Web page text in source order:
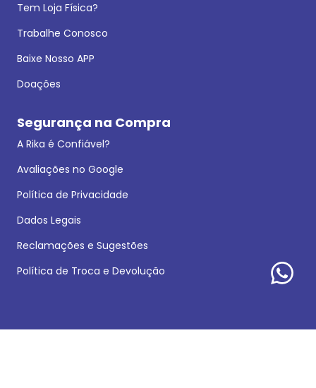
Tem Loja Física?
Trabalhe Conosco
Baixe Nosso APP
Doações
Segurança na Compra
A Rika é Confiável?
Avaliações no Google
Política de Privacidade
Dados Legais
Reclamações e Sugestões
Política de Troca e Devolução
Formas de pagamento